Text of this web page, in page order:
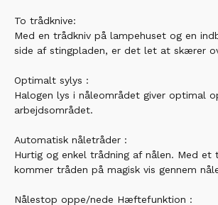
To trådknive:
Med en trådkniv på lampehuset og en
side af stingpladen, er det let at skærer
Optimalt sylys :
Halogen lys i nåleområdet giver optimal
arbejdsområdet.
Automatisk nåletråder :
Hurtig og enkel trådning af nålen. Med et
kommer tråden på magisk vis gennem
Nålestop oppe/nede Hæftefunktion :